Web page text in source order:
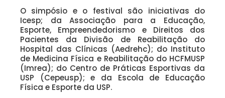
O simpósio e o festival são iniciativas do
Icesp; da Associação para a Educação,
Esporte, Empreendedorismo e Direitos dos
Pacientes da Divisão de Reabilitação do
Hospital das Clínicas (Aedrehc); do Instituto
de Medicina Física e Reabilitação do HCFMUSP
(Imrea); do Centro de Práticas Esportivas da
USP (Cepeusp); e da Escola de Educação
Física e Esporte da USP.